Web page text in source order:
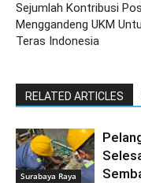
Sejumlah Kontribusi
Menggandeng UKM
Teras Indonesia
RELATED ARTICLES
Surabaya Raya